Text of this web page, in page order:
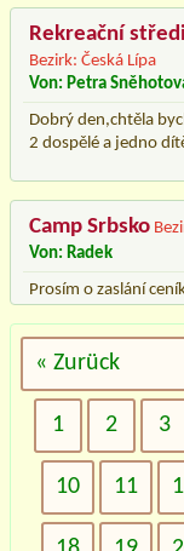
Rekreační
Bezirk: Česká Lípa
Von: Petra
Dobrý den,chtěla
2 dospělé a jedno
Camp Srbsko
Von: Radek
Prosím o zaslání
« Zurück
1 2 3
10 11